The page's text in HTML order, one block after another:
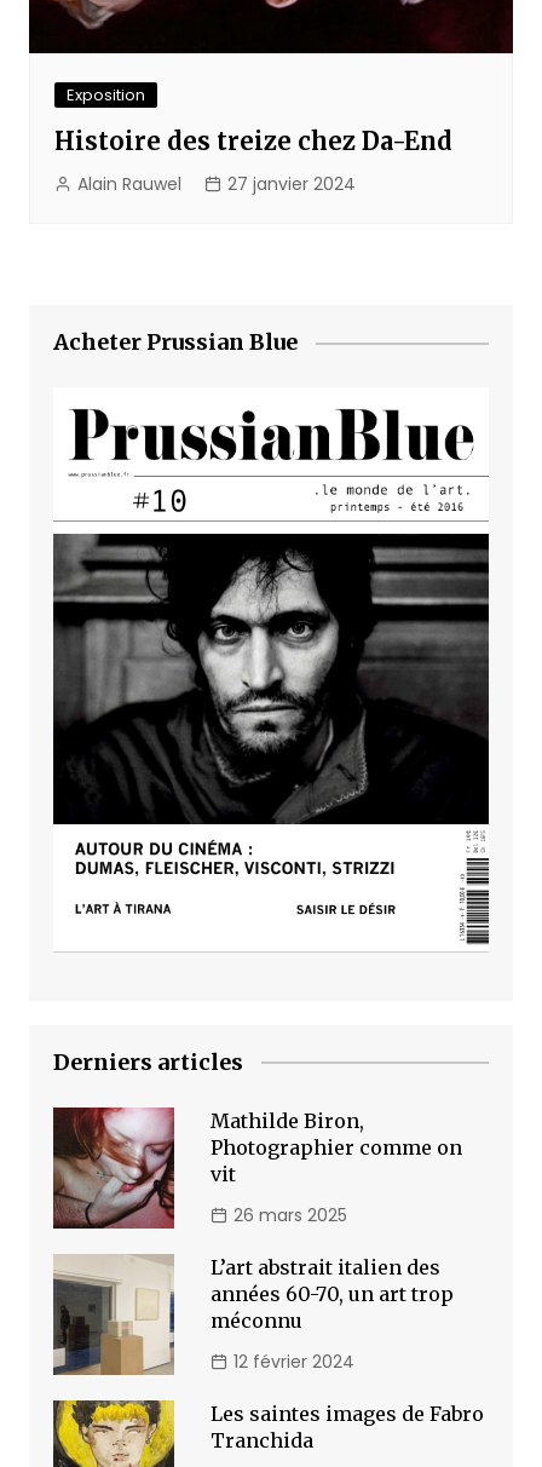
Exposition
Histoire des treize chez Da-End
Alain Rauwel 27 janvier 2024
Acheter Prussian Blue
Derniers articles
Mathilde Biron,
Photographier comme on
vit
26 mars 2025
L’art abstrait italien des
années 60-70, un art trop
méconnu
12 février 2024
Les saintes images de Fabro
Tranchida